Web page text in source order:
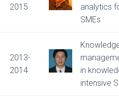
2015
analytics
SMEs
2013-
2014
in
intensive